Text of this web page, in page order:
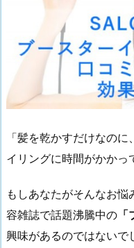
「髪を乾かすだけなの
イリングに時間がかかっ
もしあなたがそんなお
容雑誌で話題沸騰中の
興味があるのではないで